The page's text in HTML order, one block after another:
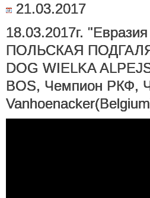
21.03.2017
18.03.2017г.
ПОЛЬСКАЯ
DOG WIELKA
BOS, Чемпион РКФ,